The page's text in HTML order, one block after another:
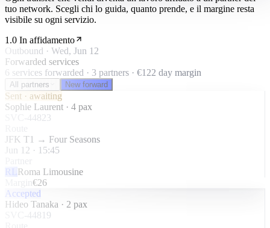
tuo network. Scegli chi lo guida, quanto prende, e il margine resta
visibile su ogni servizio.
1.0 In affidamento
Outbound · Wed, Jun 12
Forwarded services
6 services forwarded · 3 partners · €122 day margin
All partners New forward
Sent · awaiting
Sophie Laurent · 4 pax
SVC-44823
JFK T1 → Four Seasons
Jun 12 · 15:45
Partner
RL Roma Limousine
€26
Accepted
Hideo Tanaka · 2 pax
SVC-44819